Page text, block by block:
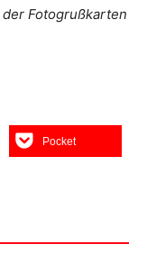
Fotogrußkarten
Pocket